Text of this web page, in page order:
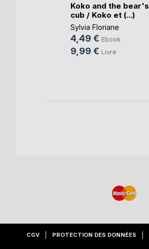
Koko and the bear's
cub / Koko et (...)
Sylvia Floriane
4,49 € Ebook
9,99 € Livre
CGV PROTECTION DES DONNÉES